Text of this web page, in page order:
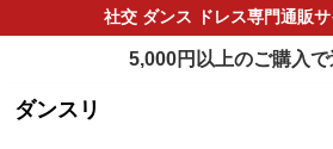
社交 ダンス ドレス専門通販サ
5,000円以上のご購入
ダンスリ